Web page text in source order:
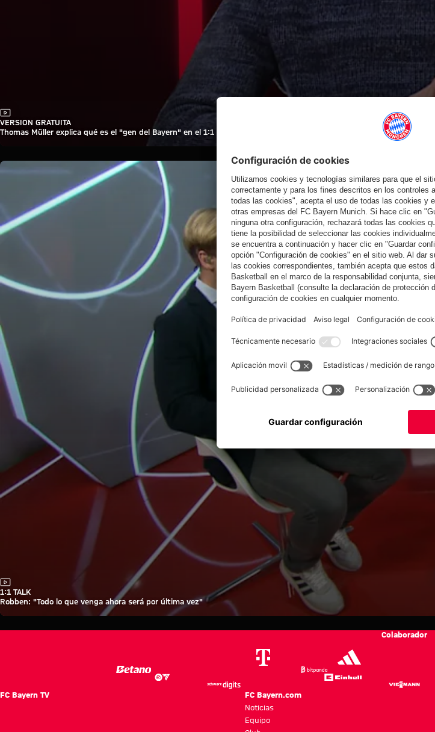
Vídeo
VERSION GRATUITA
Thomas Müller explica qué es el "gen del Bayern" en el 1:1 Talk
Vídeo
1:1 TALK
Robben: "Todo lo que venga ahora será por última vez"
Colaborador
FC Bayern TV
FC Bayern.com
Noticias
Equipo